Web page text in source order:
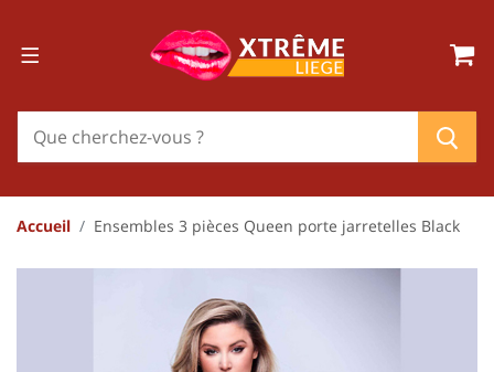
Accueil Ensembles 3 pièces Queen porte jarretelles Black